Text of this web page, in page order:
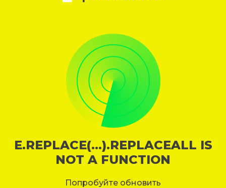
E.REPLACE(...).REPLACEALL IS
NOT A FUNCTION
Попробуйте обновить